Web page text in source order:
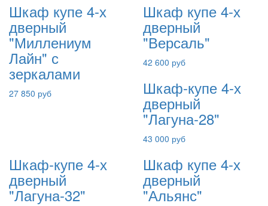
Шкаф купе 4-х
дверный
"Миллениум
Лайн" с
зеркалами
27 850 руб
Шкаф купе 4-х
дверный
"Версаль"
42 600 руб
Шкаф-купе 4-х
дверный
"Лагуна-28"
43 000 руб
Шкаф-купе 4-х
дверный
"Лагуна-32"
Шкаф купе 4-х
дверный
"Альянс"